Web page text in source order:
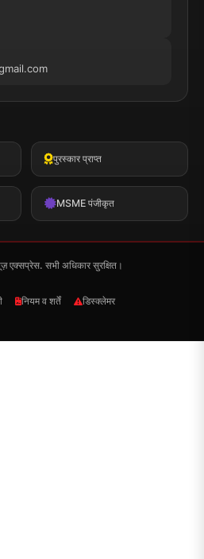
पुरस्कार प्राप्त
MSME पंजीकृत
एक्सप्रेस. सभी अधिकार सुरक्षित।
नियम व शर्तें डिस्क्लेमर